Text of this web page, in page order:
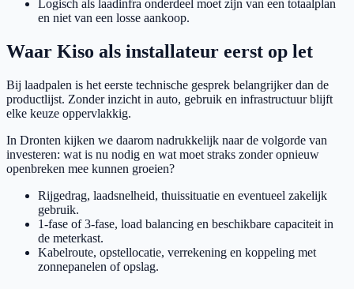
Logisch als laadinfra onderdeel moet zijn van een totaalplan
en niet van een losse aankoop.
Waar Kiso als installateur eerst op let
Bij laadpalen is het eerste technische gesprek belangrijker dan de
productlijst. Zonder inzicht in auto, gebruik en infrastructuur blijft
elke keuze oppervlakkig.
In Dronten kijken we daarom nadrukkelijk naar de volgorde van
investeren: wat is nu nodig en wat moet straks zonder opnieuw
openbreken mee kunnen groeien?
Rijgedrag, laadsnelheid, thuissituatie en eventueel zakelijk
gebruik.
1-fase of 3-fase, load balancing en beschikbare capaciteit in
de meterkast.
Kabelroute, opstellocatie, verrekening en koppeling met
zonnepanelen of opslag.